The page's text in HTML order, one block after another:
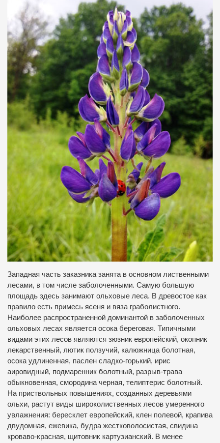
Западная часть заказника занята в основном лиственными
лесами, в том числе заболоченными. Самую большую
площадь здесь занимают ольховые леса. В древостое как
правило есть примесь ясеня и вяза граболистного.
Наиболее распространенной доминантой в заболоченных
ольховых лесах является осока береговая. Типичными
видами этих лесов являются зюзник европейский, окопник
лекарственный, лютик ползучий, калюжница болотная,
осока удлиненная, паслен сладко-горький, ирис
аировидный, подмаренник болотный, разрыв-трава
обыкновенная, смородина черная, телиптерис болотный.
На приствольных повышениях, созданных деревьями
ольхи, растут виды широколиственных лесов умеренного
увлажнения: бересклет европейский, клен полевой, крапива
двудомная, ежевика, будра жестковолосистая, свидина
кроваво-красная, щитовник картузианский. В менее